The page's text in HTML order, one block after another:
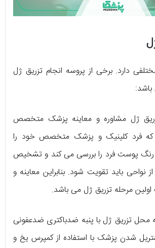
دارد. برخی از پروسه انجام تزریق ژل
ژل مشاوره و معاینه پزشک متخصص
که فرد کلینیک و پزشک متخصص خود را
رنگ پوست فرد را بررسی می کند و تشخیص
باید تقویت شود. بنابراین معاینه و
مرحله تزریق ژل می باشد.
محل تزریق ژل با پنبه ضدباکتری ضدعفونی
شدن پزشک با استفاده از کمپرس یخ و